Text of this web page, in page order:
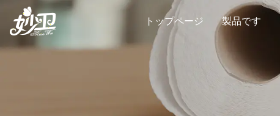
トップページ 製品です